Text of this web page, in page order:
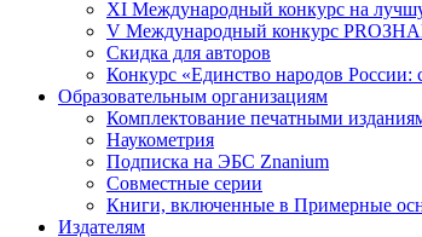
XI Международный конкурс на
V Международный конкурс
Скидка для авторов
Конкурс «Единство народов России:
Образовательным организациям
Комплектование печатными
Наукометрия
Подписка на ЭБС Znanium
Совместные серии
Книги, включенные в Примерные
Издателям